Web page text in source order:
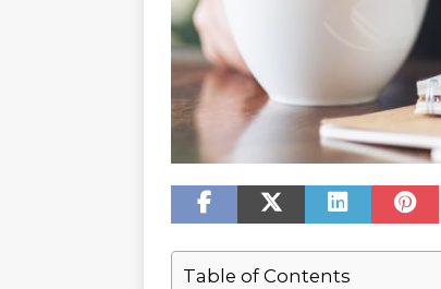
Table of Contents